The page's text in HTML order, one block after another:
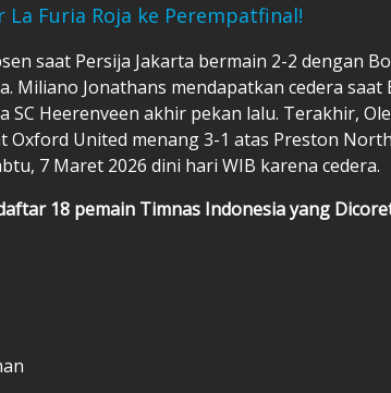
La Furia Roja ke Perempatfinal!
saat Persija Jakarta bermain 2-2 dengan
Miliano Jonathans mendapatkan cedera saat
SC Heerenveen akhir pekan lalu. Terakhir,
Oxford United menang 3-1 atas Preston
7 Maret 2026 dini hari WIB karena cedera.
18 pemain Timnas Indonesiayang